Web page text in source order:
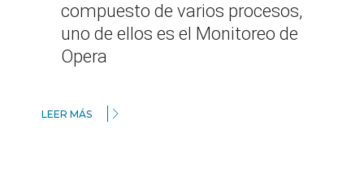
compuesto de varios procesos,
uno de ellos es el Monitoreo de
Opera
LEER MÁS